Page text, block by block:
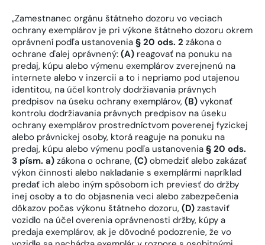
„Zamestnanec orgánu štátneho dozoru vo veciach
ochrany exemplárov je pri výkone štátneho dozoru okrem
oprávnení podľa ustanovenia § 20 ods. 2 zákona o
ochrane ďalej oprávnený: (A) reagovať na ponuku na
predaj, kúpu alebo výmenu exemplárov zverejnenú na
internete alebo v inzercii a to i nepriamo pod utajenou
identitou, na účel kontroly dodržiavania právnych
predpisov na úseku ochrany exemplárov, (B) vykonať
kontrolu dodržiavania právnych predpisov na úseku
ochrany exemplárov prostredníctvom poverenej fyzickej
alebo právnickej osoby, ktorá reaguje na ponuku na
predaj, kúpu alebo výmenu podľa ustanovenia § 20 ods.
3 písm. a) zákona o ochrane, (C) obmedziť alebo zakázať
výkon činnosti alebo nakladanie s exemplármi napríklad
predať ich alebo iným spôsobom ich previesť do držby
inej osoby a to do objasnenia veci alebo zabezpečenia
dôkazov počas výkonu štátneho dozoru, (D) zastaviť
vozidlo na účel overenia oprávnenosti držby, kúpy a
predaja exemplárov, ak je dôvodné podozrenie, že vo